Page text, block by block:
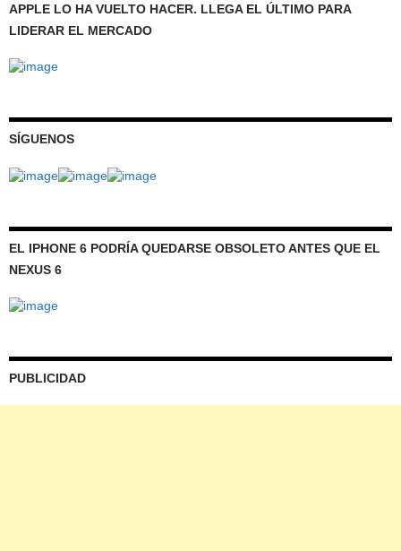
APPLE LO HA VUELTO HACER. LLEGA EL ÚLTIMO PARA
LIDERAR EL MERCADO
SÍGUENOS
EL IPHONE 6 PODRÍA QUEDARSE OBSOLETO ANTES QUE EL
NEXUS 6
PUBLICIDAD